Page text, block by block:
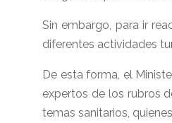
Sin embargo, para ir
diferentes actividades
De esta forma, el
expertos de los rubros
temas sanitarios,